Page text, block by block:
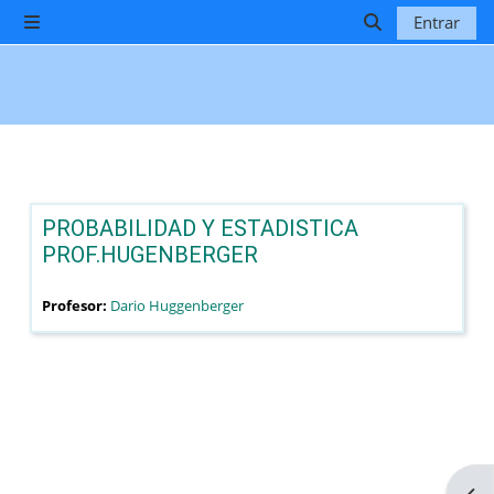
Salta al contenido principal
Panel lateral
Selector de
Entrar
PROBABILIDAD Y ESTADISTICA
PROF.HUGENBERGER
Profesor: Dario Huggenberger